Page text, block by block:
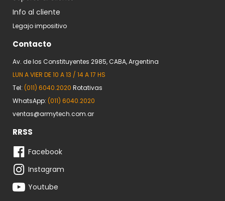
Info al cliente
Legajo impositivo
Contacto
Av. de los Constituyentes 2985, CABA, Argentina
LUN A VIER DE 10 A 13 / 14 A 17 HS
Tel: (011) 6040.2020 Rotativas
WhatsApp: (011) 6040.2020
ventas@armytech.com.ar
RRSS
Facebook
Instagram
Youtube